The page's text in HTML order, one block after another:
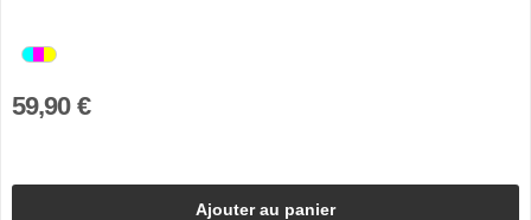
59,90 €
Ajouter au panier